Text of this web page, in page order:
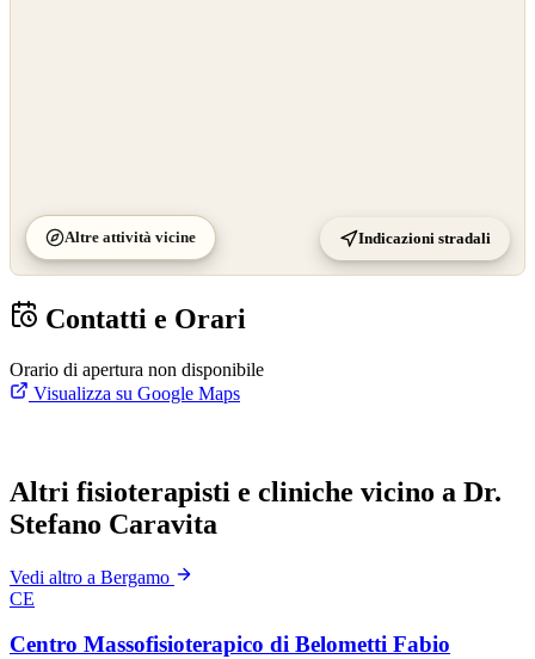
Altre attività vicine Indicazioni stradali
Contatti e Orari
Orario di apertura non disponibile
Visualizza su Google Maps
Altri fisioterapisti e cliniche vicino a Dr.
Stefano Caravita
Vedi altro a Bergamo
CE
Centro Massofisioterapico di Belometti Fabio